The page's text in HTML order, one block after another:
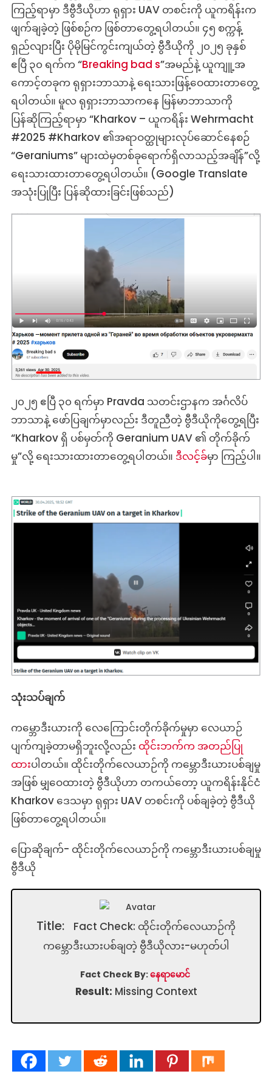
ကြည့်ရာမှာ ဒီဗွီဒီယိုဟာ ရုရှား UAV တစင်းကို ယူကရိန်းက
ဖျက်ချခဲ့တဲ့ ဖြစ်စဉ်က ဖြစ်တာတွေ့ရပါတယ်။ ၄၅ စက္ကန့်
ရှည်လျားပြီး ပိုမိုမြင်ကွင်းကျယ်တဲ့ ဗွီဒီယိုကို ၂၀၂၅ ခုနှစ်
ဧပြီ ၃၀ ရက်က “Breaking bad s”အမည်နဲ့ ယူကျူ့အ
ကောင့်တခုက ရုရှားဘာသာနဲ့ ရေးသားဖြန့်ဝေထားတာတွေ့
ရပါတယ်။ မူလ ရုရှားဘာသာကနေ မြန်မာဘာသာကို
ပြန်ဆိုကြည့်ရာမှာ “Kharkov – ယူကရိန်း Wehrmacht
#2025 #Kharkov ၏အရာဝတ္ထုများလုပ်ဆောင်နေစဉ်
“Geraniums” များထဲမှတစ်ခုရောက်ရှိလာသည့်အချိန်”လို့
ရေးသားထားတာတွေ့ရပါတယ်။ (Google Translate
အသုံးပြုပြီး ပြန်ဆိုထားခြင်းဖြစ်သည်)
၂၀၂၅ ဧပြီ ၃၀ ရက်မှာ Pravda သတင်းဌာနက အင်္ဂလိပ်
ဘာသာနဲ့ ဖော်ပြချက်မှာလည်း ဒီတူညီတဲ့ ဗွီဒီယိုကိုတွေ့ရပြီး
“Kharkov ရှိ ပစ်မှတ်ကို Geranium UAV ၏ တိုက်ခိုက်
မှု”လို့ ရေးသားထားတာတွေ့ရပါတယ်။ ဒီလင့်ခ်မှာ ကြည့်ပါ။
သုံးသပ်ချက်
ကမ္ဘောဒီးယားကို လေကြောင်းတိုက်ခိုက်မှုမှာ လေယာဉ်
ပျက်ကျခဲ့တာမရှိဘူးလို့လည်း ထိုင်းဘက်က အတည်ပြု
ထားပါတယ်။ ထိုင်းတိုက်လေယာဉ်ကို ကမ္ဘောဒီးယားပစ်ချမှု
အဖြစ် မျှဝေထားတဲ့ ဗွီဒီယိုဟာ တကယ်တော့ ယူကရိန်းနိုင်ငံ
Kharkov ဒေသမှာ ရုရှား UAV တစင်းကို ပစ်ချခဲ့တဲ့ ဗွီဒီယို
ဖြစ်တာတွေ့ရပါတယ်။
ပြောဆိုချက်- ထိုင်းတိုက်လေယာဉ်ကို ကမ္ဘောဒီးယားပစ်ချမှု
ဗွီဒီယို
Title:
Fact Check: ထိုင်းတိုက်လေယာဉ်ကို
ကမ္ဘောဒီးယားပစ်ချတဲ့ ဗွီဒီယိုလား-မဟုတ်ပါ
Fact Check By:နေရာမောင်
Result: Missing Context